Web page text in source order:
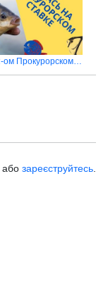
Рыбалка на 12-ом Прокурорском водоёме 2021
або зареєструйтесь